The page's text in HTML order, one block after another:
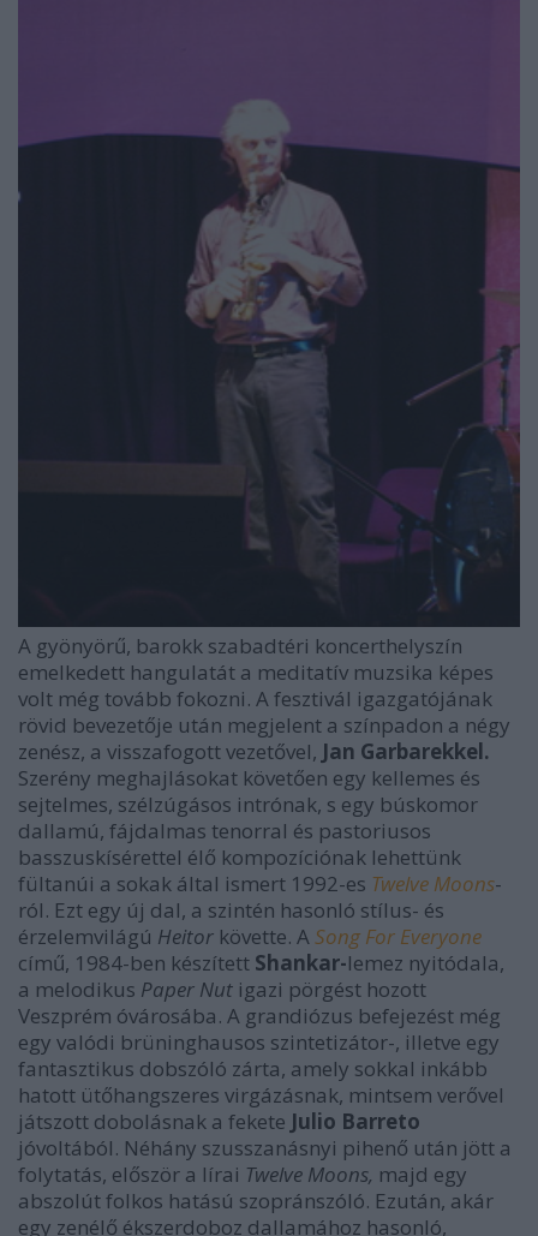
A gyönyörű, barokk szabadtéri koncerthelyszín
emelkedett hangulatát a meditatív muzsika képes
volt még tovább fokozni. A fesztivál igazgatójának
rövid bevezetője után megjelent a színpadon a négy
zenész, a visszafogott vezetővel, Jan Garbarekkel.
Szerény meghajlásokat követően egy kellemes és
sejtelmes, szélzúgásos intrónak, s egy búskomor
dallamú, fájdalmas tenorral és pastoriusos
basszuskísérettel élő kompozíciónak lehettünk
fültanúi a sokak által ismert 1992-es Twelve Moons-
ról. Ezt egy új dal, a szintén hasonló stílus- és
érzelemvilágú Heitor követte. ASong For Everyone
című, 1984-ben készített Shankar-lemez nyitódala,
a melodikus Paper Nut igazi pörgést hozott
Veszprém óvárosába. A grandiózus befejezést még
egy valódi brüninghausos szintetizátor-, illetve egy
fantasztikus dobszóló zárta, amely sokkal inkább
hatott ütőhangszeres virgázásnak, mintsem verővel
játszott dobolásnak a fekete Julio Barreto
jóvoltából. Néhány szusszanásnyi pihenő után jött a
folytatás, először a lírai Twelve Moons, majd egy
abszolút folkos hatású szopránszóló. Ezután, akár
egy zenélő ékszerdoboz dallamához hasonló,